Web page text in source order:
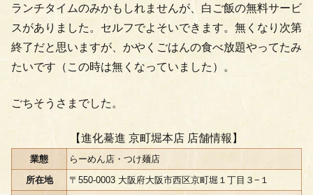
ランチタイムのみかもしれませんが、白ご飯の無料サービ
スがありました。セルフでよそいできます。無くなり次第
終了だと思いますが、かやくごはんの食べ放題やってたみ
たいです（この時は無くなっていました）。
ごちそうさまでした。
【進化驀進 京町堀本店 店舗情報】
業態
らーめん店・つけ麺店
所在地
〒550-0003 大阪府大阪市西区京町堀１丁目３−１